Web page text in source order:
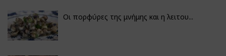
Οι πορφύρες της μνήμης και η λειτου...